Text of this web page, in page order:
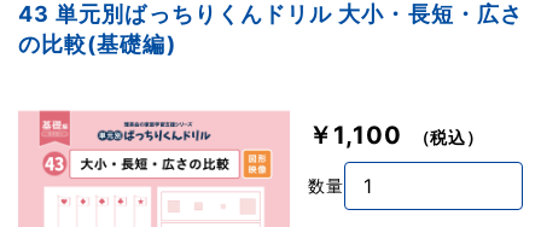
43 単元別ばっちりくんドリル 大小・長短・広さ
の比較(基礎編)
￥1,100 （税込）
数量